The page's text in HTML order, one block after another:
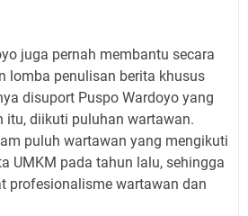
juga pernah membantu secara
lomba penulisan berita khusus
disuport Puspo Wardoyo yang
itu, diikuti puluhan wartawan.
puluh wartawan yang mengikuti
UMKM pada tahun lalu, sehingga
profesionalisme wartawan dan